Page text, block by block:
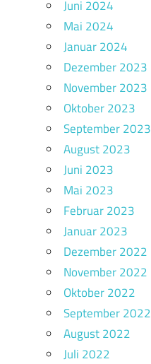
Juni 2024
Mai 2024
Januar 2024
Dezember 2023
November 2023
Oktober 2023
September 2023
August 2023
Juni 2023
Mai 2023
Februar 2023
Januar 2023
Dezember 2022
November 2022
Oktober 2022
September 2022
August 2022
Juli 2022